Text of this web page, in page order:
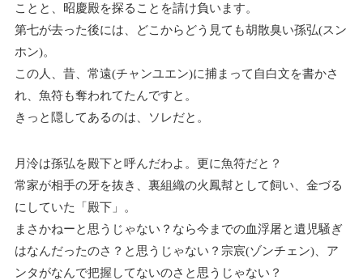
ことと、昭慶殿を探ることを請け負います。
第七が去った後には、どこからどう見ても胡散臭い孫弘(スン
ホン)。
この人、昔、常遠(チャンユエン)に捕まって自白文を書かさ
れ、魚符も奪われてたんですと。
きっと隠してあるのは、ソレだと。
月泠は孫弘を殿下と呼んだわよ。更に魚符だと？
常家が相手の牙を抜き、裏組織の火鳳幇として飼い、金づる
にしていた「殿下」。
まさかねーと思うじゃない？なら今までの血浮屠と遺児騒ぎ
はなんだったのさ？と思うじゃない？宗宸(ゾンチェン)、ア
ンタがなんで把握してないのさと思うじゃない？